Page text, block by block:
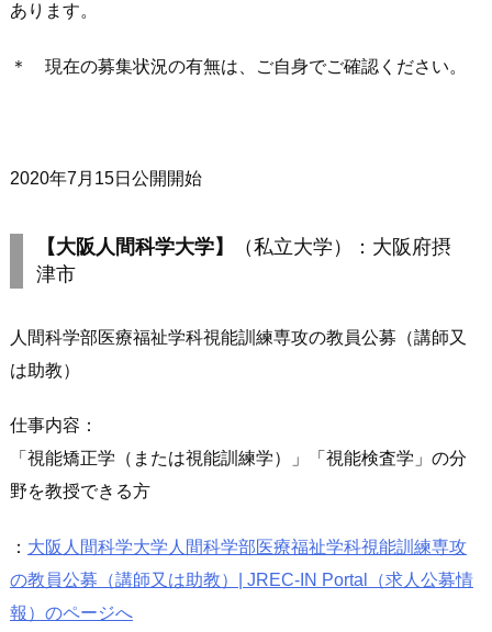
あります。
＊ 現在の募集状況の有無は、ご自身でご確認ください。
2020年7月15日公開開始
【大阪人間科学大学】
（私立大学）：大阪府摂
津市
人間科学部医療福祉学科視能訓練専攻の教員公募（講師又
は助教）
仕事内容：
「視能矯正学（または視能訓練学）」「視能検査学」の分
野を教授できる方
： 大阪人間科学大学人間科学部医療福祉学科視能訓練専攻
の教員公募（講師又は助教）| JREC-IN Portal（求人公募情
報）のページへ